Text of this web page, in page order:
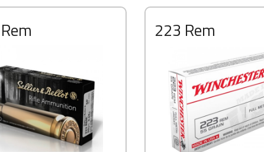
223 Rem